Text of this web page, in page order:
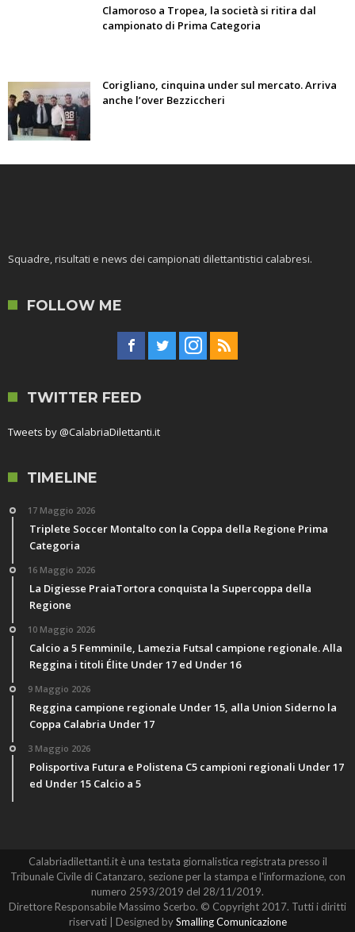
Clamoroso a Tropea, la società si ritira dal
campionato di Prima Categoria
Corigliano, cinquina under sul mercato. Arriva
anche l’over Bezziccheri
Squadre, risultati e news dei campionati dilettantistici calabresi.
FOLLOW ME
TWITTER FEED
Tweets by @CalabriaDilettanti.it
TIMELINE
17 Maggio 2026
Triplete Soccer Montalto con la Coppa della Regione Prima
Categoria
16 Maggio 2026
La Digiesse PraiaTortora conquista la Supercoppa della
Regione
10 Maggio 2026
Calcio a 5 Femminile, Lamezia Futsal campione regionale. Alla
Reggina i titoli Élite Under 17 ed Under 16
9 Maggio 2026
Reggina campione regionale Under 15, alla Union Siderno la
Coppa Calabria Under 17
3 Maggio 2026
Polisportiva Futura e Polistena C5 campioni regionali Under 17
ed Under 15 Calcio a 5
Calabriadilettanti.it è una testata giornalistica registrata presso il
Tribunale Civile di Catanzaro, sezione per la stampa e l'informazione, con
numero 2593/2019 del 28/11/2019.
Direttore Responsabile Massimo Scerbo. © Copyright 2017. Tutti i diritti
riservati | Designed bySmalling Comunicazione